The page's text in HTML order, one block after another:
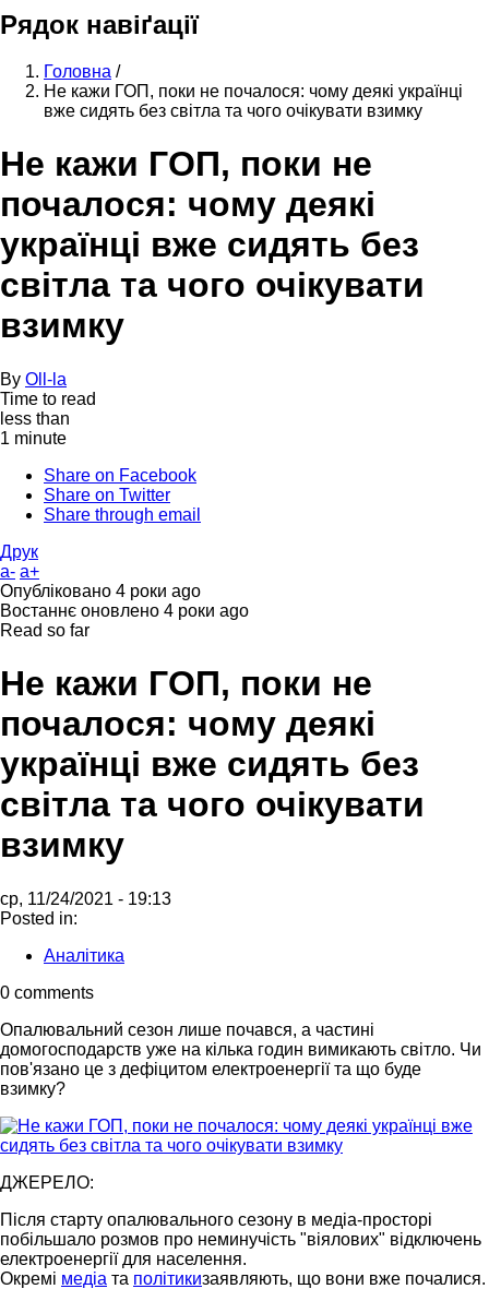
Рядок навіґації
Головна /
Не кажи ГОП, поки не почалося: чому деякі українці
вже сидять без світла та чого очікувати взимку
Не кажи ГОП, поки не
почалося: чому деякі
українці вже сидять без
світла та чого очікувати
взимку
By Oll-la
Time to read
less than
1 minute
Share on Facebook
Share on Twitter
Share through email
Друк
a- a+
Опубліковано 4 роки ago
Востаннє оновлено 4 роки ago
Read so far
Не кажи ГОП, поки не
почалося: чому деякі
українці вже сидять без
світла та чого очікувати
взимку
ср, 11/24/2021 - 19:13
Posted in:
Аналітика
0 comments
Опалювальний сезон лише почався, а частині
домогосподарств уже на кілька годин вимикають світло. Чи
пов'язано це з дефіцитом електроенергії та що буде
взимку?
ДЖЕРЕЛО:
Після старту опалювального сезону в медіа-просторі
побільшало розмов про неминучість "віялових" відключень
електроенергії для населення.
Окремі медіа та політикизаявляють, що вони вже почалися.